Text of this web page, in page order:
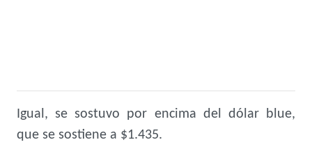
Igual, se sostuvo por encima del dólar blue,
que se sostiene a $1.435.